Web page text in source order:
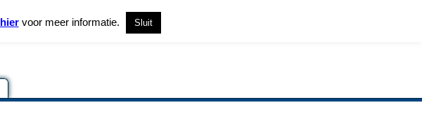
hiervoor meer informatie. Sluit